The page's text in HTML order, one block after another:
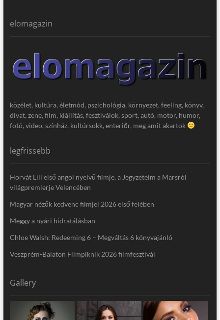
elomagazin
közélet, kultúra, életmód, pszichológia, környezet, feeling, könyv,
divat, zene, film, kiállítás, fesztiválok, sport, autó, motor, humor,
fotó, video, színház, kultúrsokk, enteriőr, meg amit akartok
legfrissebb
Horvát Lili első angol nyelvű filmje, a Jegyzeteim a Marsról
világpremierje Velencében
Magyar nézők kedvenc filmjei 2026 első felében
Meggy a nyári hidratálásban
Chloe Walsh: Redeeming 6 – Megváltás 6 könyvajánló
Veszprém-Balaton Filmpiknik 2026 filmfesztivál
Gallery